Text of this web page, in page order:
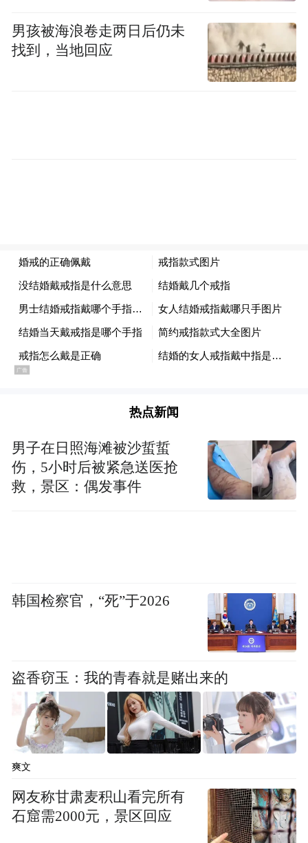
男孩被海浪卷走两日后仍未
找到，当地回应
热点新闻
男子在日照海滩被沙蜇蜇
伤，5小时后被紧急送医抢
救，景区：偶发事件
韩国检察官，“死”于2026
盗香窃玉：我的青春就是赌出来的
爽文
网友称甘肃麦积山看完所有
石窟需2000元，景区回应